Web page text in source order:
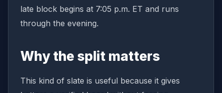
late block begins at 7:05 p.m. ET and runs
through the evening.
Why the split matters
This kind of slate is useful because it gives